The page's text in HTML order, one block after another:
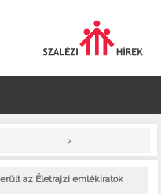
>
az Életrajzi emlékiratok